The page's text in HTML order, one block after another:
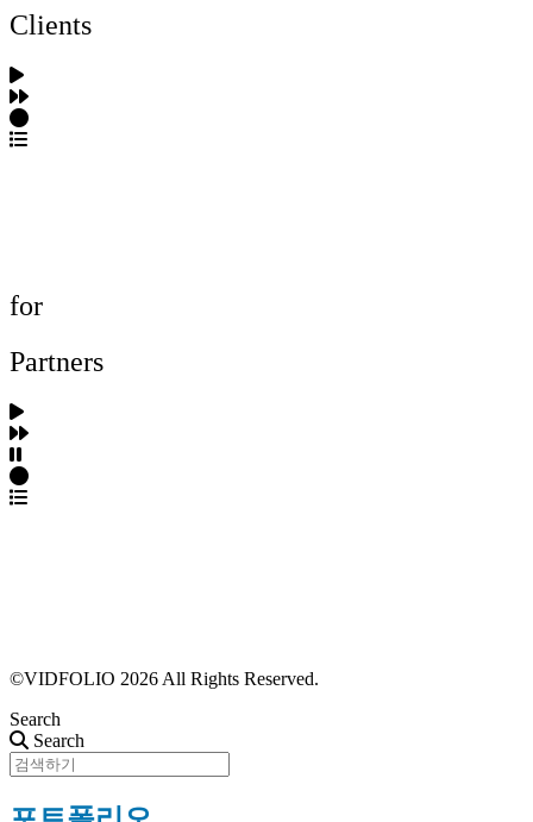
Clients
for
Partners
©VIDFOLIO 2026 All Rights Reserved.
Search
Search